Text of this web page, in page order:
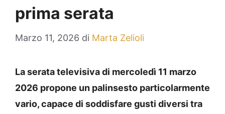
prima serata
Marzo 11, 2026 di Marta Zelioli
La serata televisiva di mercoledì 11 marzo
2026 propone un palinsesto particolarmente
vario, capace di soddisfare gusti diversi tra